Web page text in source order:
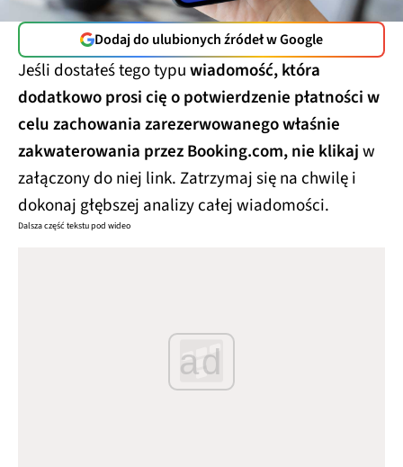
Dodaj do ulubionych źródeł w Google
Jeśli dostałeś tego typuwiadomość, która
dodatkowo prosi cię o potwierdzenie płatności w
celu zachowania zarezerwowanego właśnie
zakwaterowania przez Booking.com, nie klikajw
załączony do niej link. Zatrzymaj się na chwilę i
dokonaj głębszej analizy całej wiadomości.
Dalsza część tekstu pod wideo
ad